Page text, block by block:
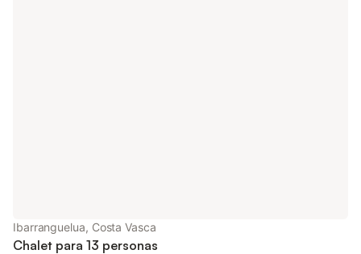
Ibarranguelua, Costa Vasca
Chalet para 13 personas